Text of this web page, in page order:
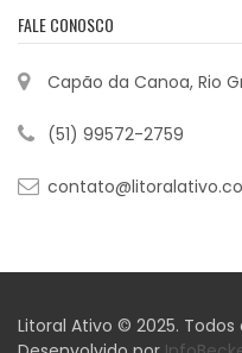
FALE CONOSCO
Capão da Canoa, Rio
(51) 99572-2759
Litoral Ativo © 2025. Todos